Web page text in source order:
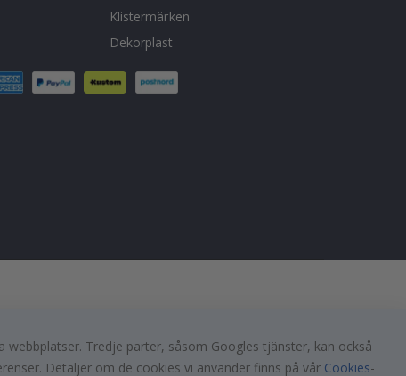
Klistermärken
Dekorplast
Tredje parter, såsom Googles tjänster, kan också
Detaljer om de cookies vi använder finns på vår Cookies-